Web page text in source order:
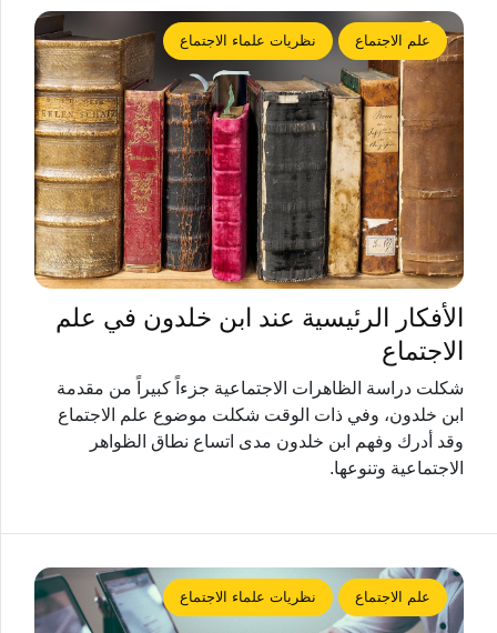
علم الاجتماع نظريات علماء الاجتماع
الأفكار الرئيسية عند ابن خلدون في علم
الاجتماع
شكلت دراسة الظاهرات الاجتماعية جزءاً كبيراً من مقدمة
ابن خلدون، وفي ذات الوقت شكلت موضوع علم الاجتماع
وقد أدرك وفهم ابن خلدون مدى اتساع نطاق الظواهر
الاجتماعية وتنوعها.
علم الاجتماع نظريات علماء الاجتماع